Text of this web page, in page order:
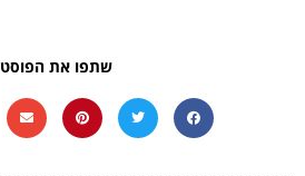
שתפו את הפוסט